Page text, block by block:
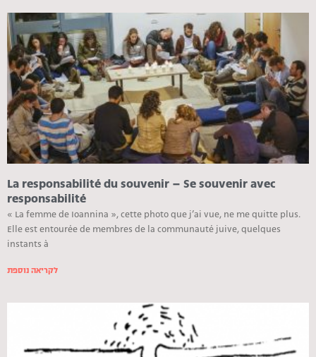
La responsabilité du souvenir – Se souvenir avec
responsabilité
« La femme de Ioannina », cette photo que j’ai vue, ne me quitte plus.
Elle est entourée de membres de la communauté juive, quelques
instants à
לקריאה נוספת